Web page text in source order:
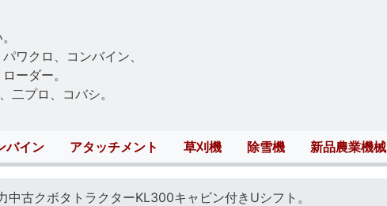
ワクロ、コンバイン、
ーダー。
二プロ、コバシ。
バイン アタッチメント 草刈機 除雪機 新品農業機械
中古クボタトラクターKL300キャビン付きUシフト。